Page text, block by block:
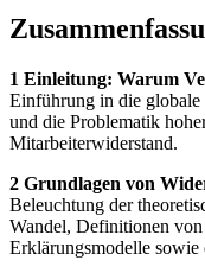
1 Einleitung: Warum
Einführung in die globale
und die Problematik
Mitarbeiterwiderstand.
2 Grundlagen von
Beleuchtung der
Wandel, Definitionen
Erklärungsmodelle sowie